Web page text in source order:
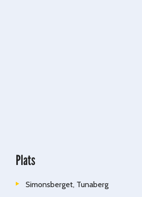
Plats
Simonsberget, Tunaberg